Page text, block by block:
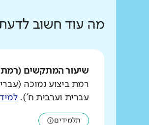
מה עוד חשוב
שיעור המתקשים (רמת
רמת ביצוע נמוכה
עברית וערבית ח').
תלמידים